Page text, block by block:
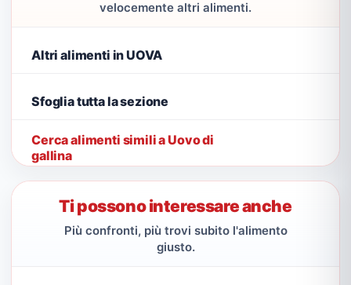
velocemente altri alimenti.
Altri alimenti in UOVA
Sfoglia tutta la sezione
Cerca alimenti simili a Uovo di
gallina
Ti possono interessare anche
Più confronti, più trovi subito l'alimento
giusto.